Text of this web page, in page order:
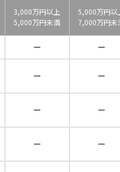
3,000万円以上
5,000万円未満
5,000万円以
7,000万円未
－ －
－ －
－ －
－ －